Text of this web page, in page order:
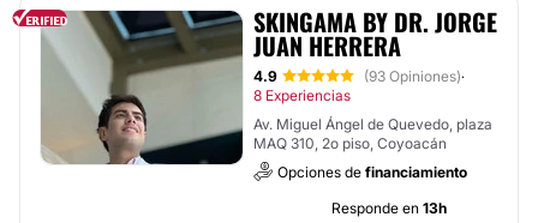
SKINGAMA BY DR. JORGE
JUAN HERRERA
4.9 (93 Opiniones)·
8 Experiencias
Av. Miguel Ángel de Quevedo, plaza
MAQ 310, 2o piso, Coyoacán
Opciones de financiamiento
Responde en 13h